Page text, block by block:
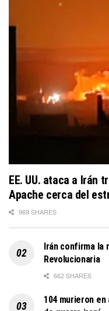
EE. UU. ataca a Irán
Apache cerca del
969 SHARES
Irán confirma la
Revolucionaria
662 SHARES
104 murieron